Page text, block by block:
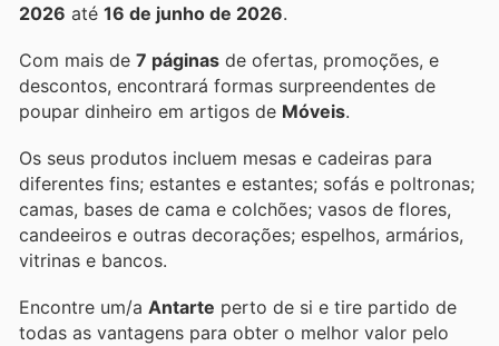
2026 até 16 de junho de 2026.
Com mais de 7 páginas de ofertas, promoções, e
descontos, encontrará formas surpreendentes de
poupar dinheiro em artigos de Móveis.
Os seus produtos incluem mesas e cadeiras para
diferentes fins; estantes e estantes; sofás e poltronas;
camas, bases de cama e colchões; vasos de flores,
candeeiros e outras decorações; espelhos, armários,
vitrinas e bancos.
Encontre um/a Antarte perto de si e tire partido de
todas as vantagens para obter o melhor valor pelo